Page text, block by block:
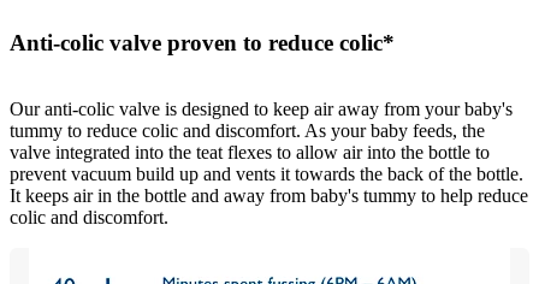
Anti-colic valve proven to reduce colic*
Our anti-colic valve is designed to keep air away from your baby's
tummy to reduce colic and discomfort. As your baby feeds, the
valve integrated into the teat flexes to allow air into the bottle to
prevent vacuum build up and vents it towards the back of the bottle.
It keeps air in the bottle and away from baby's tummy to help reduce
colic and discomfort.